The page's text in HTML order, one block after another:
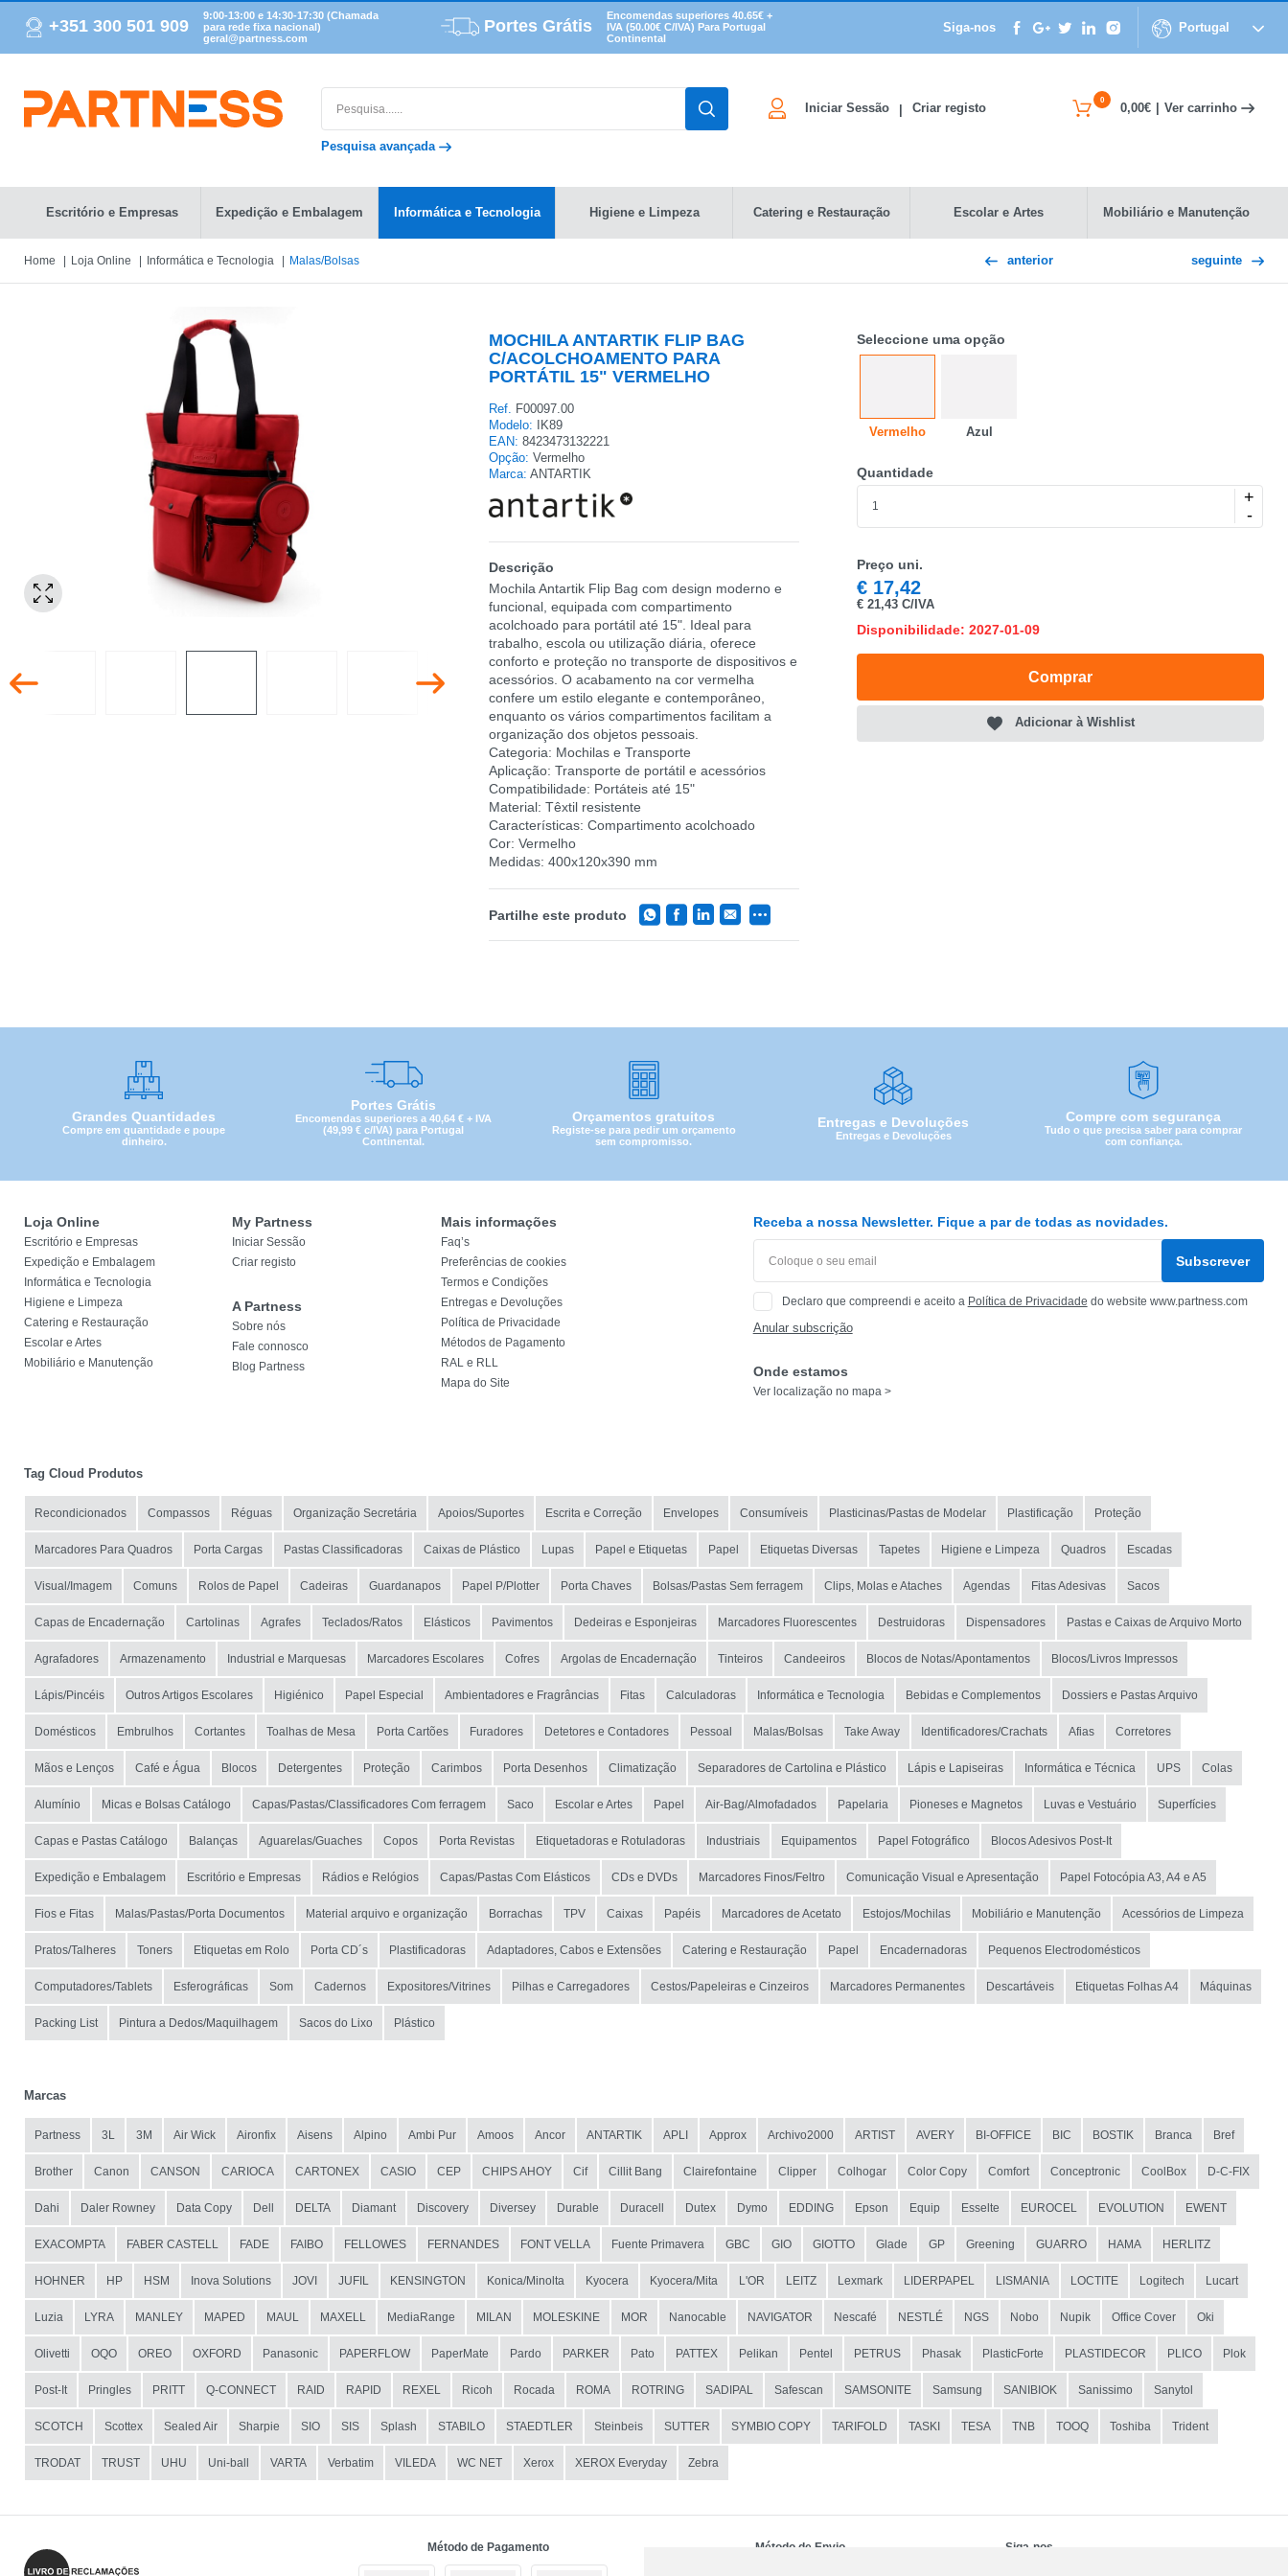
+351 300 501 909
9:00-13:00 e 14:30-17:30 (Chamada
para rede fixa nacional)
geral@partness.com
Portes Grátis
Encomendas superiores 40.65€ +
IVA (50.00€ C/IVA) Para Portugal
Continental
Siga-nos Portugal
Pesquisa avançada
Iniciar Sessão Criar registo
0
0,00€ Ver carrinho
Escritório e Empresas Expedição e Embalagem Informática e Tecnologia Higiene e Limpeza Catering e Restauração Escolar e Artes Mobiliário e Manutenção
Home Loja Online Informática e Tecnologia Malas/Bolsas anterior seguinte
MOCHILA ANTARTIK FLIP BAG
C/ACOLCHOAMENTO PARA
PORTÁTIL 15" VERMELHO
Ref. F00097.00
Modelo: IK89
EAN: 8423473132221
Opção: Vermelho
Marca: ANTARTIK
Descrição
Mochila Antartik Flip Bag com design moderno e
funcional, equipada com compartimento
acolchoado para portátil até 15". Ideal para
trabalho, escola ou utilização diária, oferece
conforto e proteção no transporte de dispositivos e
acessórios. O acabamento na cor vermelha
confere um estilo elegante e contemporâneo,
enquanto os vários compartimentos facilitam a
organização dos objetos pessoais.
Categoria: Mochilas e Transporte
Aplicação: Transporte de portátil e acessórios
Compatibilidade: Portáteis até 15"
Material: Têxtil resistente
Características: Compartimento acolchoado
Cor: Vermelho
Medidas: 400x120x390 mm
Partilhe este produto
Seleccione uma opção
Vermelho Azul
Quantidade
+
-
Preço uni.
€ 17,42
€21,43 C/IVA
Disponibilidade: 2027-01-09
Comprar
Adicionar à Wishlist
Grandes Quantidades
Compre em quantidade e poupe
dinheiro.
Portes Grátis
Encomendas superiores a 40,64 € + IVA
(49,99 € c/IVA) para Portugal
Continental.
Orçamentos gratuitos
Registe-se para pedir um orçamento
sem compromisso.
Entregas e Devoluções
Entregas e Devoluções
Compre com segurança
Tudo o que precisa saber para comprar
com confiança.
Loja Online
Escritório e Empresas
Expedição e Embalagem
Informática e Tecnologia
Higiene e Limpeza
Catering e Restauração
Escolar e Artes
Mobiliário e Manutenção
My Partness
Iniciar Sessão
Criar registo
A Partness
Sobre nós
Fale connosco
Blog Partness
Mais informações
Faq’s
Preferências de cookies
Termos e Condições
Entregas e Devoluções
Política de Privacidade
Métodos de Pagamento
RAL e RLL
Mapa do Site
Receba a nossa Newsletter. Fique a par de todas as novidades.
Subscrever
Declaro que compreendi e aceito a Política de Privacidade do website www.partness.com
Anular subscrição
Onde estamos
Ver localização no mapa >
Tag Cloud Produtos
Recondicionados Compassos Réguas Organização Secretária Apoios/Suportes Escrita e Correção Envelopes Consumíveis Plasticinas/Pastas de Modelar Plastificação Proteção
Marcadores Para Quadros Porta Cargas Pastas Classificadoras Caixas de Plástico Lupas Papel e Etiquetas Papel Etiquetas Diversas Tapetes Higiene e Limpeza Quadros Escadas
Visual/Imagem Comuns Rolos de Papel Cadeiras Guardanapos Papel P/Plotter Porta Chaves Bolsas/Pastas Sem ferragem Clips, Molas e Ataches Agendas Fitas Adesivas Sacos
Capas de Encadernação Cartolinas Agrafes Teclados/Ratos Elásticos Pavimentos Dedeiras e Esponjeiras Marcadores Fluorescentes Destruidoras Dispensadores Pastas e Caixas de Arquivo Morto
Agrafadores Armazenamento Industrial e Marquesas Marcadores Escolares Cofres Argolas de Encadernação Tinteiros Candeeiros Blocos de Notas/Apontamentos Blocos/Livros Impressos
Lápis/Pincéis Outros Artigos Escolares Higiénico Papel Especial Ambientadores e Fragrâncias Fitas Calculadoras Informática e Tecnologia Bebidas e Complementos Dossiers e Pastas Arquivo
Domésticos Embrulhos Cortantes Toalhas de Mesa Porta Cartões Furadores Detetores e Contadores Pessoal Malas/Bolsas Take Away Identificadores/Crachats Afias Corretores
Mãos e Lenços Café e Água Blocos Detergentes Proteção Carimbos Porta Desenhos Climatização Separadores de Cartolina e Plástico Lápis e Lapiseiras Informática e Técnica UPS Colas
Alumínio Micas e Bolsas Catálogo Capas/Pastas/Classificadores Com ferragem Saco Escolar e Artes Papel Air-Bag/Almofadados Papelaria Pioneses e Magnetos Luvas e Vestuário Superfícies
Capas e Pastas Catálogo Balanças Aguarelas/Guaches Copos Porta Revistas Etiquetadoras e Rotuladoras Industriais Equipamentos Papel Fotográfico Blocos Adesivos Post-It
Expedição e Embalagem Escritório e Empresas Rádios e Relógios Capas/Pastas Com Elásticos CDs e DVDs Marcadores Finos/Feltro Comunicação Visual e Apresentação Papel Fotocópia A3, A4 e A5
Fios e Fitas Malas/Pastas/Porta Documentos Material arquivo e organização Borrachas TPV Caixas Papéis Marcadores de Acetato Estojos/Mochilas Mobiliário e Manutenção Acessórios de Limpeza
Pratos/Talheres Toners Etiquetas em Rolo Porta CD´s Plastificadoras Adaptadores, Cabos e Extensões Catering e Restauração Papel Encadernadoras Pequenos Electrodomésticos
Computadores/Tablets Esferográficas Som Cadernos Expositores/Vitrines Pilhas e Carregadores Cestos/Papeleiras e Cinzeiros Marcadores Permanentes Descartáveis Etiquetas Folhas A4 Máquinas
Packing List Pintura a Dedos/Maquilhagem Sacos do Lixo Plástico
Marcas
Partness 3L 3M Air Wick Aironfix Aisens Alpino Ambi Pur Amoos Ancor ANTARTIK APLI Approx Archivo2000 ARTIST AVERY BI-OFFICE BIC BOSTIK Branca Bref
Brother Canon CANSON CARIOCA CARTONEX CASIO CEP CHIPS AHOY Cif Cillit Bang Clairefontaine Clipper Colhogar Color Copy Comfort Conceptronic CoolBox D-C-FIX
Dahi Daler Rowney Data Copy Dell DELTA Diamant Discovery Diversey Durable Duracell Dutex Dymo EDDING Epson Equip Esselte EUROCEL EVOLUTION EWENT
EXACOMPTA FABER CASTELL FADE FAIBO FELLOWES FERNANDES FONT VELLA Fuente Primavera GBC GIO GIOTTO Glade GP Greening GUARRO HAMA HERLITZ
HOHNER HP HSM Inova Solutions JOVI JUFIL KENSINGTON Konica/Minolta Kyocera Kyocera/Mita L'OR LEITZ Lexmark LIDERPAPEL LISMANIA LOCTITE Logitech Lucart
Luzia LYRA MANLEY MAPED MAUL MAXELL MediaRange MILAN MOLESKINE MOR Nanocable NAVIGATOR Nescafé NESTLÉ NGS Nobo Nupik Office Cover Oki
Olivetti OQO OREO OXFORD Panasonic PAPERFLOW PaperMate Pardo PARKER Pato PATTEX Pelikan Pentel PETRUS Phasak PlasticForte PLASTIDECOR PLICO Plok
Post-It Pringles PRITT Q-CONNECT RAID RAPID REXEL Ricoh Rocada ROMA ROTRING SADIPAL Safescan SAMSONITE Samsung SANIBIOK Sanissimo Sanytol
SCOTCH Scottex Sealed Air Sharpie SIO SIS Splash STABILO STAEDTLER Steinbeis SUTTER SYMBIO COPY TARIFOLD TASKI TESA TNB TOOQ Toshiba Trident
TRODAT TRUST UHU Uni-ball VARTA Verbatim VILEDA WC NET Xerox XEROX Everyday Zebra
Método de Pagamento Método de Envio Siga-nos
EAN
NOME